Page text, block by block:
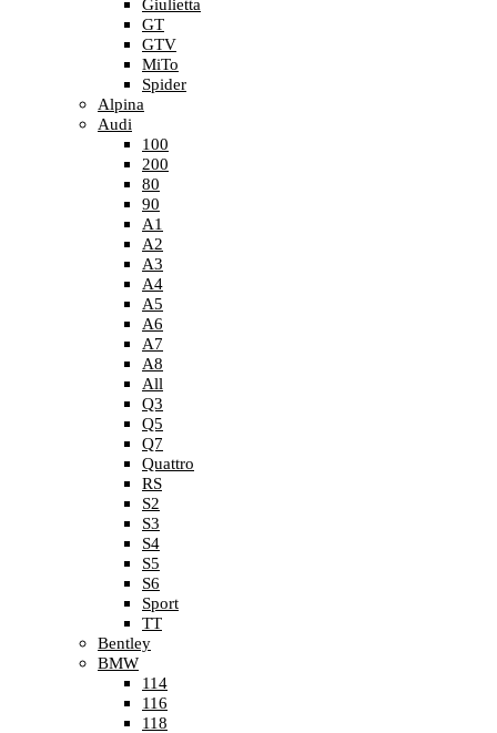
Giulietta
GT
GTV
MiTo
Spider
Alpina
Audi
100
200
80
90
A1
A2
A3
A4
A5
A6
A7
A8
All
Q3
Q5
Q7
Quattro
RS
S2
S3
S4
S5
S6
Sport
TT
Bentley
BMW
114
116
118